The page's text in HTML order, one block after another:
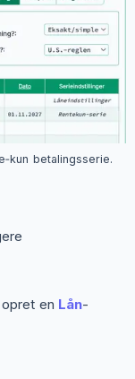
betalingsserie.
en Lån-